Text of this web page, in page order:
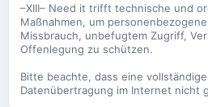
–XIII– Need it trifft technische und
Maßnahmen, um
Missbrauch, unbefugtem Zugriff,
Offenlegung zu schützen.
Bitte beachte, dass eine
Datenübertragung im Internet nicht